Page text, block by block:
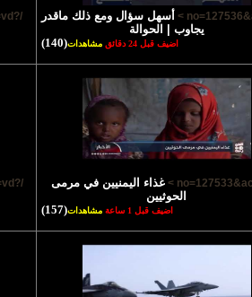
أسهل سؤال ومع ذلك ماقدر
يجاوب | الحوالة
اضيف قبل 24 دقائق مشاهدات(140)
/?no=127535&ac=vd >
غذاء اليمنيين في مرمى
الحوثيين
اضيف قبل 1 ساعة مشاهدات(157)
/?no=127532&ac=vd >